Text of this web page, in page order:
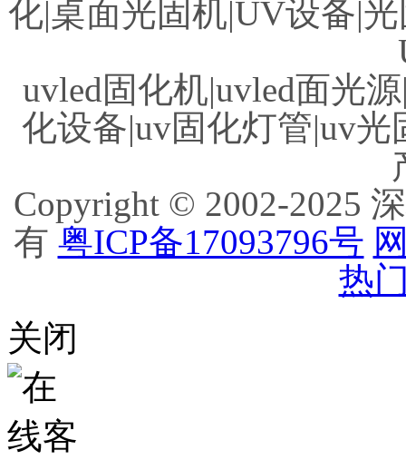
化|桌面光固机|UV设备|
uvled固化机|uvled面光
化设备|uv固化灯管|uv
Copyright © 2002-2025
有 粤ICP备17093796号
热
关闭